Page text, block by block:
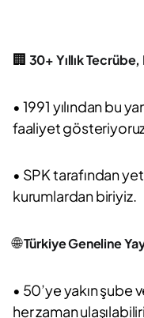
🏢 30+ Yıllık
• 1991 yılından bu
faaliyet
• SPK tarafından
kurumlardan biriyiz.
🌐Türkiye Geneline
• 50’ye yakın şube
her zaman